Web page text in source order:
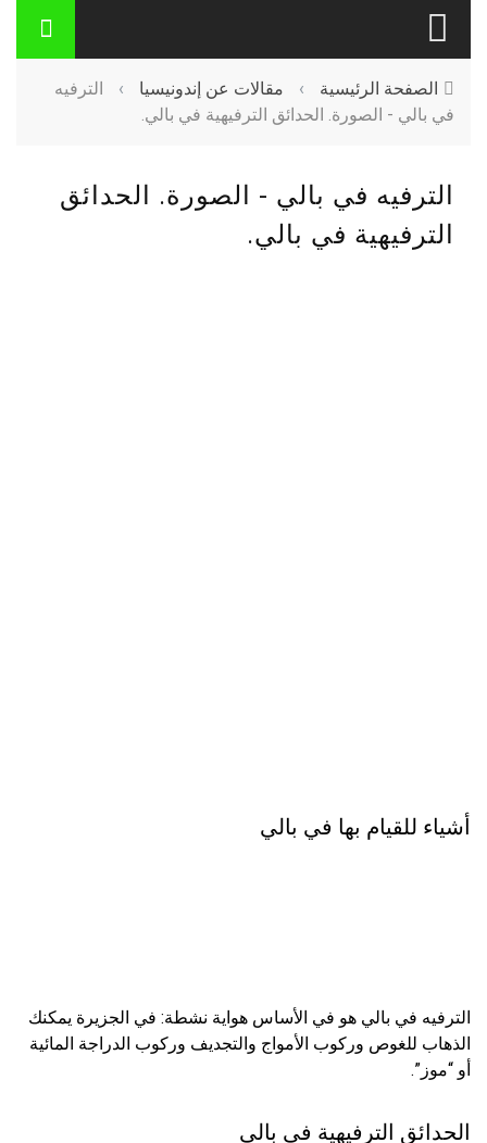
الصفحة الرئيسية › مقالات عن إندونيسيا ›
الترفيه
في بالي - الصورة. الحدائق الترفيهية في بالي.
الترفيه في بالي - الصورة. الحدائق
الترفيهية في بالي.
أشياء للقيام بها في بالي
الترفيه في بالي هو في الأساس هواية نشطة: في الجزيرة يمكنك
الذهاب للغوص وركوب الأمواج والتجديف وركوب الدراجة المائية
أو “موز”.
الحدائق الترفيهية في بالي